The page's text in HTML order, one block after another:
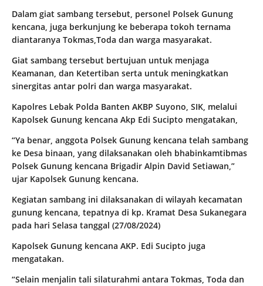
Dalam giat sambang tersebut, personel Polsek Gunung
kencana, juga berkunjung ke beberapa tokoh ternama
diantaranya Tokmas,Toda dan warga masyarakat.
Giat sambang tersebut bertujuan untuk menjaga
Keamanan, dan Ketertiban serta untuk meningkatkan
sinergitas antar polri dan warga masyarakat.
Kapolres Lebak Polda Banten AKBP Suyono, SIK, melalui
Kapolsek Gunung kencana Akp Edi Sucipto mengatakan,
“Ya benar, anggota Polsek Gunung kencana telah sambang
ke Desa binaan, yang dilaksanakan oleh bhabinkamtibmas
Polsek Gunung kencana Brigadir Alpin David Setiawan,”
ujar Kapolsek Gunung kencana.
Kegiatan sambang ini dilaksanakan di wilayah kecamatan
gunung kencana, tepatnya di kp. Kramat Desa Sukanegara
pada hari Selasa tanggal (27/08/2024)
Kapolsek Gunung kencana AKP. Edi Sucipto juga
mengatakan.
“Selain menjalin tali silaturahmi antara Tokmas, Toda dan